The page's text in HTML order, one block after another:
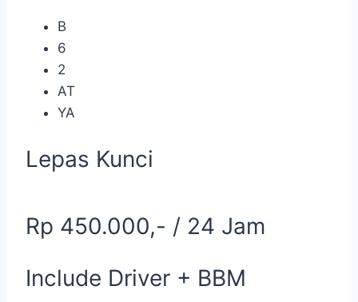
B
6
2
AT
YA
Lepas Kunci
Rp 450.000,- / 24 Jam
Include Driver + BBM